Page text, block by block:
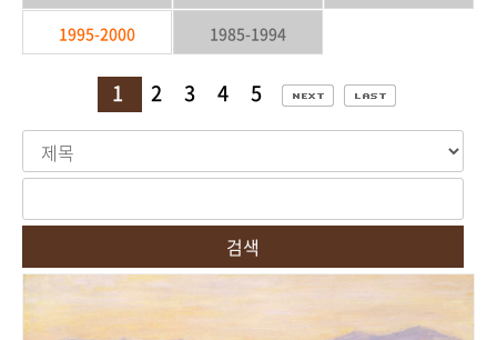
1995-2000 1985-1994
1 2 3 4 5
검색